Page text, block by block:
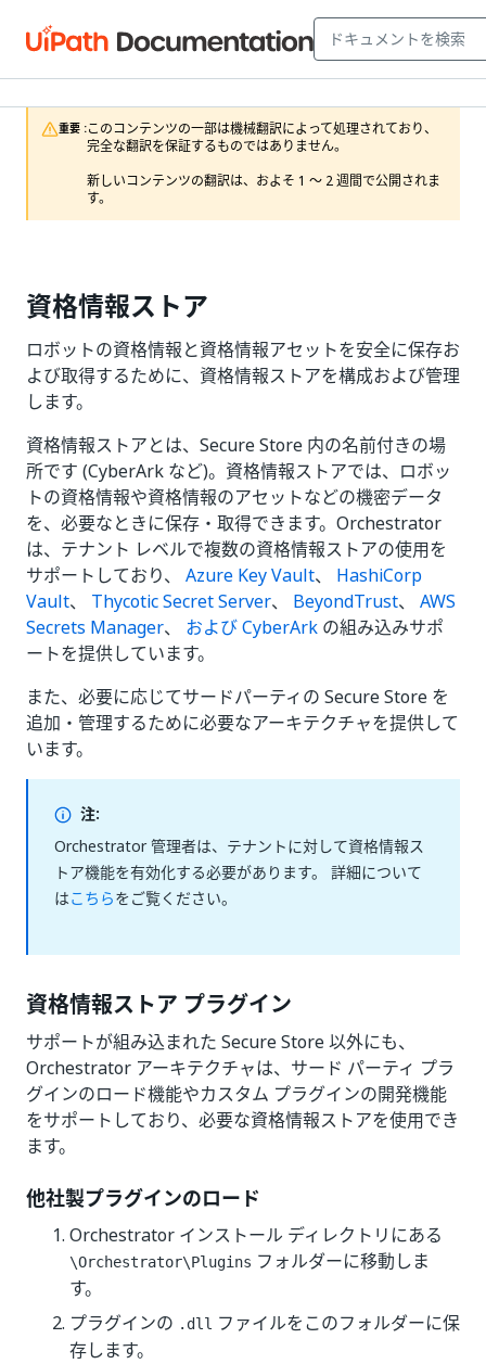
重要 :このコンテンツの一部は機械翻訳によって処理されており、
完全な翻訳を保証するものではありません。
新しいコンテンツの翻訳は、およそ 1 ～ 2 週間で公開されま
す。
資格情報ストア
ロボットの資格情報と資格情報アセットを安全に保存お
よび取得するために、資格情報ストアを構成および管理
します。
資格情報ストアとは、Secure Store 内の名前付きの場
所です (CyberArk など)。資格情報ストアでは、ロボッ
トの資格情報や資格情報のアセットなどの機密データ
を、必要なときに保存・取得できます。Orchestrator
は、テナント レベルで複数の資格情報ストアの使用を
サポートしており、 Azure Key Vault、 HashiCorp
Vault、 Thycotic Secret Server、 BeyondTrust、 AWS
Secrets Manager、 および CyberArk の組み込みサポ
ートを提供しています。
また、必要に応じてサードパーティの Secure Store を
追加・管理するために必要なアーキテクチャを提供して
います。
注:
Orchestrator 管理者は、テナントに対して資格情報ス
トア機能を有効化する必要があります。 詳細について
はこちらをご覧ください。
資格情報ストア プラグイン
サポートが組み込まれた Secure Store 以外にも、
Orchestrator アーキテクチャは、サード パーティ プラ
グインのロード機能やカスタム プラグインの開発機能
をサポートしており、必要な資格情報ストアを使用でき
ます。
他社製プラグインのロード
Orchestrator インストール ディレクトリにある
\Orchestrator\Plugins フォルダーに移動しま
す。
プラグインの .dll ファイルをこのフォルダーに保
存します。